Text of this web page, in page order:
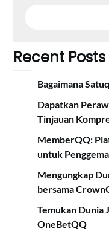
Recent Posts
Bagaimana
Dapatkan
Tinjauan
MemberQQ:
untuk
Mengungkap
bersama
Temukan Dunia
OneBetQQ